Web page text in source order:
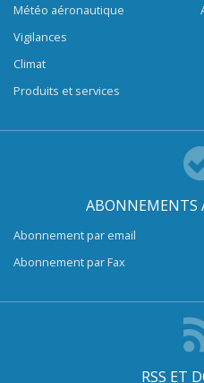
Météo aéronautique
Vigilances
Climat
Produits et services
ABONNEMENTS
Abonnement par email
Abonnement par Fax
RSS ET